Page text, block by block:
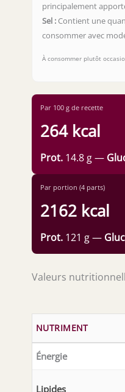
principalement
Sel : Contient une
consommer avec
À consommer plutôt
Par 100 g de recette
264 kcal
Prot. 14.8 g —
Par portion (4 parts)
2162 kcal
Prot. 121 g —
Valeurs
NUTRIMENT
Énergie
Lipides